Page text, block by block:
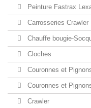
Peinture Fastrax
Carrosseries Crawler
Chauffe bougie-
Cloches
Couronnes et
Couronnes et
Crawler